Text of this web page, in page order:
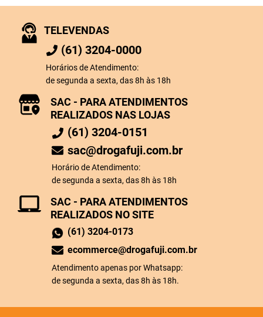
TELEVENDAS
(61) 3204-0000
Horários de Atendimento:
de segunda a sexta, das 8h às 18h
SAC - PARA ATENDIMENTOS
REALIZADOS NO SITE
(61) 3204-0173
ecommerce@drogafuji.com.br
Atendimento apenas por Whatsapp:
de segunda a sexta, das 8h às 18h.
SAC - PARA ATENDIMENTOS
REALIZADOS NAS LOJAS
(61) 3204-0151
sac@drogafuji.com.br
Horário de Atendimento:
de segunda a sexta, das 8h às 18h